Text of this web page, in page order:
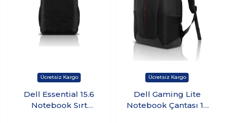
Dell Essential 15.6
Notebook Sırt
Dell Gaming Lite
Notebook Çantası 17